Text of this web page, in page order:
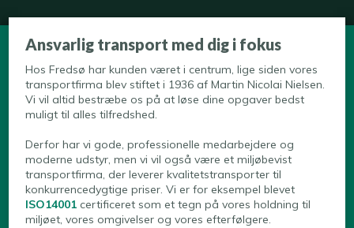
Ansvarlig transport med dig i fokus
Hos Fredsø har kunden været i centrum, lige siden vores
transportfirma blev stiftet i 1936 af Martin Nicolai Nielsen.
Vi vil altid bestræbe os på at løse dine opgaver bedst
muligt til alles tilfredshed.
Derfor har vi gode, professionelle medarbejdere og
moderne udstyr, men vi vil også være et miljøbevist
transportfirma, der leverer kvalitetstransporter til
konkurrencedygtige priser. Vi er for eksempel blevet
ISO14001 certificeret som et tegn på vores holdning til
miljøet, vores omgivelser og vores efterfølgere.